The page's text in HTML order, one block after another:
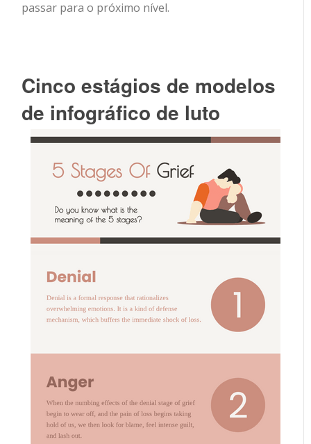
passar para o próximo nível.
Cinco estágios de modelos
de infográfico de luto